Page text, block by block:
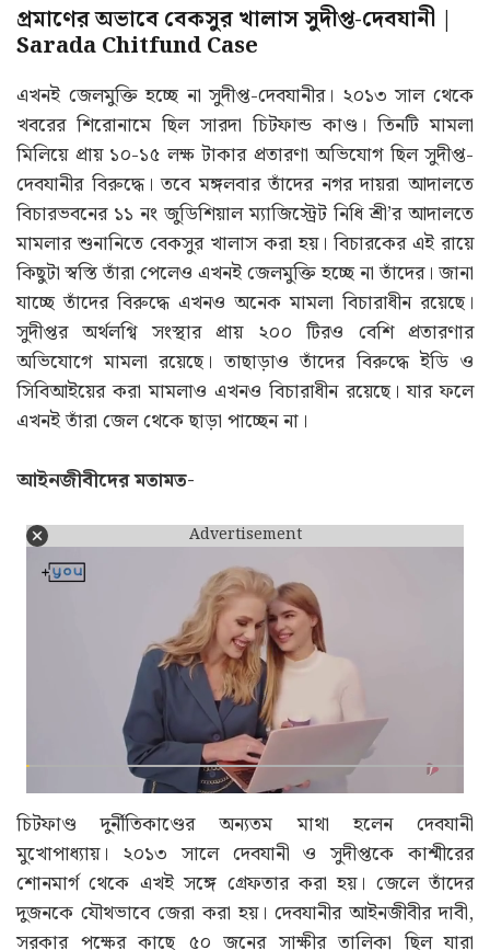
প্রমাণের অভাবে বেকসুর খালাস সুদীপ্ত-দেবযানী |
Sarada Chitfund Case
এখনই জেলমুক্তি হচ্ছে না সুদীপ্ত-দেবযানীর। ২০১৩ সাল থেকে
খবরের শিরোনামে ছিল সারদা চিটফান্ড কাণ্ড। তিনটি মামলা
মিলিয়ে প্রায় ১০-১৫ লক্ষ টাকার প্রতারণা অভিযোগ ছিল সুদীপ্ত-
দেবযানীর বিরুদ্ধে। তবে মঙ্গলবার তাঁদের নগর দায়রা আদালতে
বিচারভবনের ১১ নং জুডিশিয়াল ম্যাজিস্ট্রেট নিধি শ্রী’র আদালতে
মামলার শুনানিতে বেকসুর খালাস করা হয়। বিচারকের এই রায়ে
কিছুটা স্বস্তি তাঁরা পেলেও এখনই জেলমুক্তি হচ্ছে না তাঁদের। জানা
যাচ্ছে তাঁদের বিরুদ্ধে এখনও অনেক মামলা বিচারাধীন রয়েছে।
সুদীপ্তর অর্থলগ্বি সংস্থার প্রায় ২০০ টিরও বেশি প্রতারণার
অভিযোগে মামলা রয়েছে। তাছাড়াও তাঁদের বিরুদ্ধে ইডি ও
সিবিআইয়ের করা মামলাও এখনও বিচারাধীন রয়েছে। যার ফলে
এখনই তাঁরা জেল থেকে ছাড়া পাচ্ছেন না।
আইনজীবীদের মতামত-
Advertisement
চিটফাণ্ড দুর্নীতিকাণ্ডের অন্যতম মাথা হলেন দেবযানী
মুখোপাধ্যায়। ২০১৩ সালে দেবযানী ও সুদীপ্তকে কাশ্মীরের
শোনমার্গ থেকে এখই সঙ্গে গ্রেফতার করা হয়। জেলে তাঁদের
দুজনকে যৌথভাবে জেরা করা হয়। দেবযানীর আইনজীবীর দাবী,
সরকার পক্ষের কাছে ৫০ জনের সাক্ষীর তালিকা ছিল যারা